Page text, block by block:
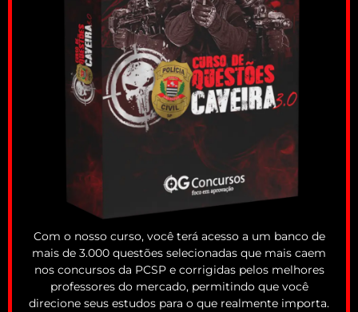
Com o nosso curso, você terá acesso a um banco de
mais de 3.000 questões selecionadas que mais caem
nos concursos da PCSP e corrigidas pelos melhores
professores do mercado, permitindo que você
direcione seus estudos para o que realmente importa.